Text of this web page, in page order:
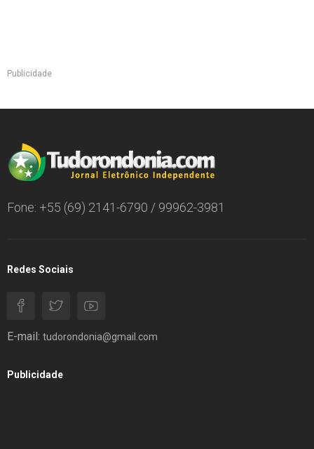
Publicidade
Fone: +55 (69) 2141-6790 / 99962-3981
Redes Sociais
E-mail: tudorondonia@gmail.com
Publicidade